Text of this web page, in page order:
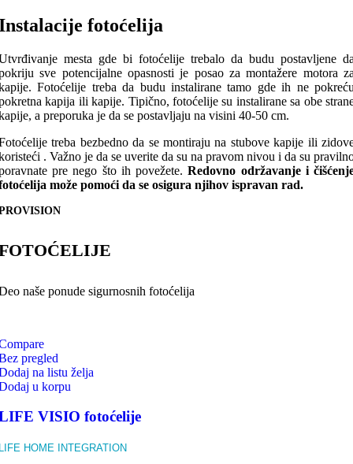
fotoćelija
mesta gde bi fotoćelije trebalo da budu postavljene
sve potencijalne opasnosti je posao za montažere motora
Fotoćelije treba da budu instalirane tamo gde ih ne
kapija ili kapije. Tipično, fotoćelije su instalirane sa obe
a preporuka je da se postavljaju na visini 40-50 cm.
treba bezbedno da se montiraju na stubove kapije ili
. Važno je da se uverite da su na pravom nivou i da su
pre nego što ih povežete. Redovno održavanje i
može pomoći da se osigura njihov ispravan rad.
naše ponude sigurnosnih fotoćelija
pregled
na listu želja
u korpu
VISIO fotoćelije
HOME INTEGRATION